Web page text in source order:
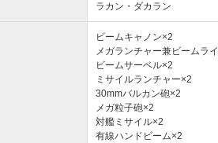
ラカン・ダカラン
ビームキャノン×2
メガランチャー兼ビームラ
ビームサーベル×2
ミサイルランチャー×2
30mmバルカン砲×2
メガ粒子砲×2
対艦ミサイル×2
有線ハンドビーム×2